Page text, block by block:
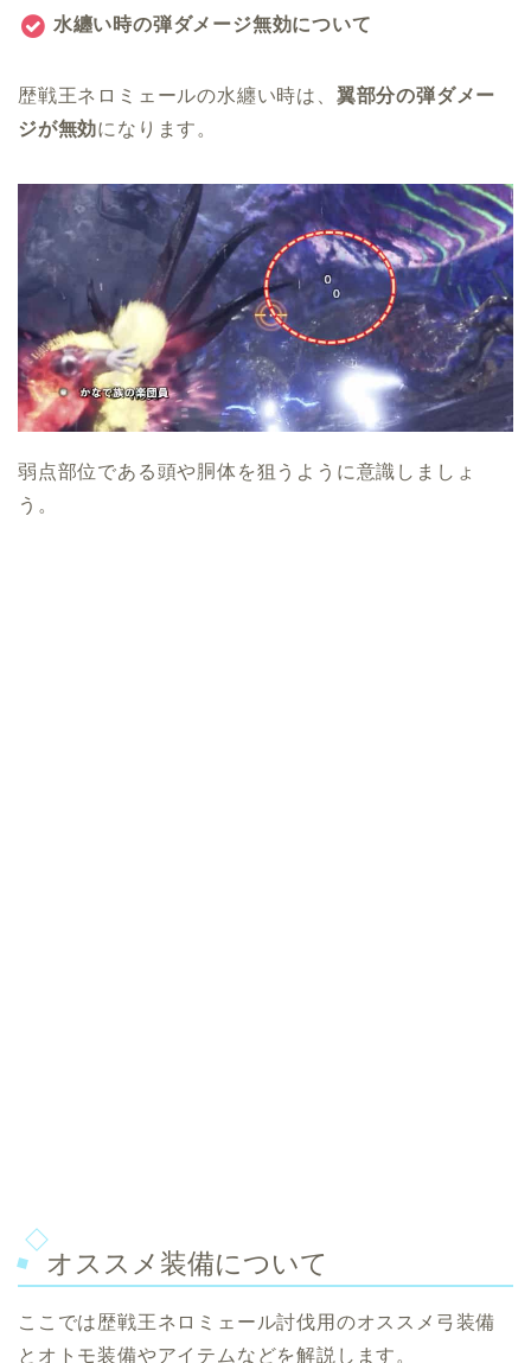
水纏い時の弾ダメージ無効について
歴戦王ネロミェールの水纏い時は、 翼部分の弾ダメー
ジが無効になります。
弱点部位である頭や胴体を狙うように意識しましょ
う。
オススメ装備について
ここでは歴戦王ネロミェール討伐用のオススメ弓装備
とオトモ装備やアイテムなどを解説します。